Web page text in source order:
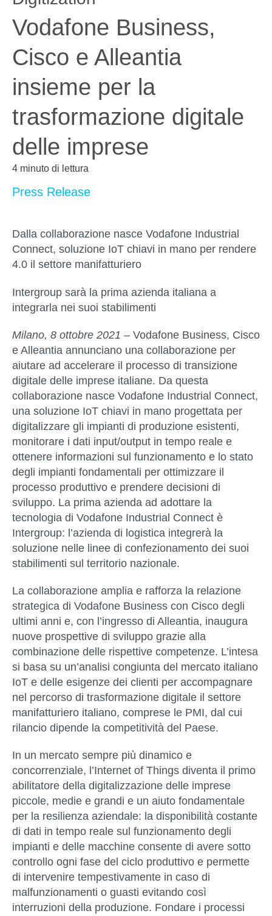
Vodafone Business,
Cisco e Alleantia
insieme per la
trasformazione digitale
delle imprese
4 minuto di lettura
Press Release
Dalla collaborazione nasce Vodafone Industrial
Connect, soluzione IoT chiavi in mano per rendere
4.0 il settore manifatturiero
Intergroup sarà la prima azienda italiana a
integrarla nei suoi stabilimenti
Milano, 8 ottobre 2021 – Vodafone Business, Cisco
e Alleantia annunciano una collaborazione per
aiutare ad accelerare il processo di transizione
digitale delle imprese italiane. Da questa
collaborazione nasce Vodafone Industrial Connect,
una soluzione IoT chiavi in mano progettata per
digitalizzare gli impianti di produzione esistenti,
monitorare i dati input/output in tempo reale e
ottenere informazioni sul funzionamento e lo stato
degli impianti fondamentali per ottimizzare il
processo produttivo e prendere decisioni di
sviluppo. La prima azienda ad adottare la
tecnologia di Vodafone Industrial Connect è
Intergroup: l’azienda di logistica integrerà la
soluzione nelle linee di confezionamento dei suoi
stabilimenti sul territorio nazionale.
La collaborazione amplia e rafforza la relazione
strategica di Vodafone Business con Cisco degli
ultimi anni e, con l’ingresso di Alleantia, inaugura
nuove prospettive di sviluppo grazie alla
combinazione delle rispettive competenze. L’intesa
si basa su un’analisi congiunta del mercato italiano
IoT e delle esigenze dei clienti per accompagnare
nel percorso di trasformazione digitale il settore
manifatturiero italiano, comprese le PMI, dal cui
rilancio dipende la competitività del Paese.
In un mercato sempre più dinamico e
concorrenziale, l’Internet of Things diventa il primo
abilitatore della digitalizzazione delle imprese
piccole, medie e grandi e un aiuto fondamentale
per la resilienza aziendale: la disponibilità costante
di dati in tempo reale sul funzionamento degli
impianti e delle macchine consente di avere sotto
controllo ogni fase del ciclo produttivo e permette
di intervenire tempestivamente in caso di
malfunzionamenti o guasti evitando così
interruzioni della produzione. Fondare i processi